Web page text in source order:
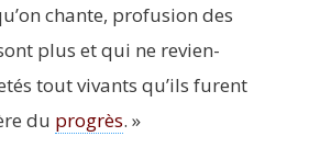
chante, pro­fu­sion des
plus et qui ne revien­
tout vivants qu’ils furent
du pro­grès. »